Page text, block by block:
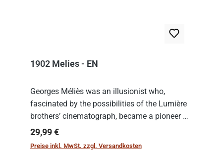
1902 Melies - EN
Georges Méliès was an illusionist who,
fascinated by the possibilities of the Lumière
brothers’ cinematograph, became a pioneer of
cinema. In 1902, he filmed his most famous
work: “Le Voyage dans la Lune” (“A Trip to...
Regulärer Preis:
29,99 €
Preise inkl. MwSt. zzgl. Versandkosten